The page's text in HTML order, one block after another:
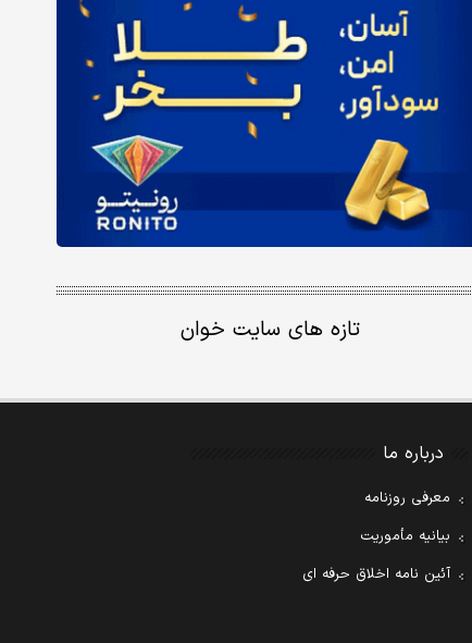
تازه های سایت خوان
درباره ما
معرفی روزنامه
بیانیه مأموریت
آئین نامه اخلاق حرفه ای